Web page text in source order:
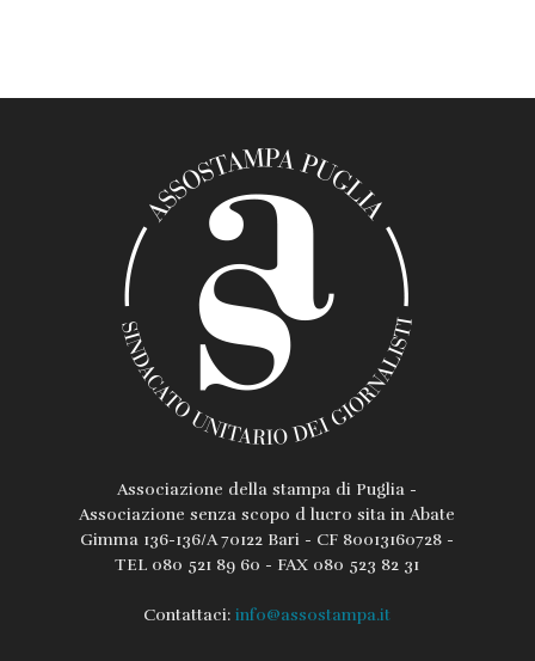
Associazione della stampa di Puglia -
Associazione senza scopo d lucro sita in Abate
Gimma 136-136/A 70122 Bari - CF 80013160728 -
TEL 080 521 89 60 - FAX 080 523 82 31
Contattaci:info@assostampa.it